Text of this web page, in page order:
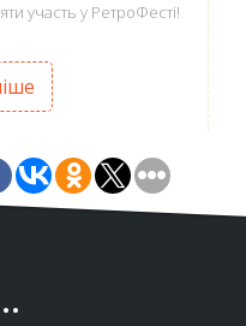
участь у РетроФесті!